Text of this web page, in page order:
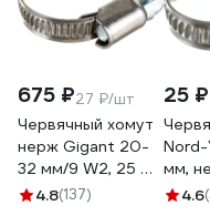
675 ₽27 ₽/шт
Червячный хомут
нерж Gigant 20-
32 мм/9 W2, 25 шт
G/1/44
4.8(137)
25 ₽
Nord-
мм,
4.6